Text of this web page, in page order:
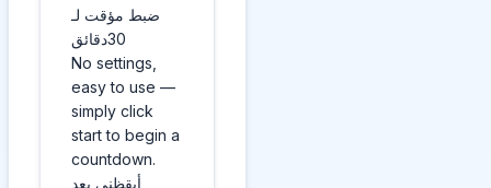
ضبط مؤقت لـ
30دقائق
No settings,
easy to use —
simply click
start to begin a
countdown.
أيقظني بعد